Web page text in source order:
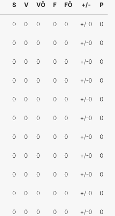
S V VÖ F FÖ +/- P
0 0 0 0 0 +/-0 0
0 0 0 0 0 +/-0 0
0 0 0 0 0 +/-0 0
0 0 0 0 0 +/-0 0
0 0 0 0 0 +/-0 0
0 0 0 0 0 +/-0 0
0 0 0 0 0 +/-0 0
0 0 0 0 0 +/-0 0
0 0 0 0 0 +/-0 0
0 0 0 0 0 +/-0 0
0 0 0 0 0 +/-0 0